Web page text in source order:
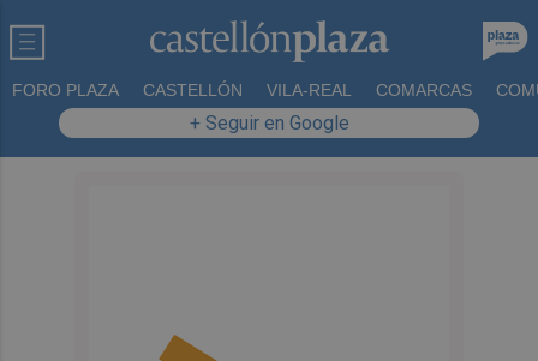
FORO PLAZA CASTELLÓN VILA-REAL COMARCAS
+ Seguir en Google